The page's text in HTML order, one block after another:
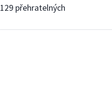
129 přehratelných